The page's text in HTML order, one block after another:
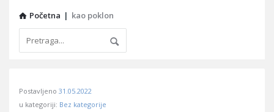
Početna | kao poklon
Učene
Postavljeno 31.05.2022
u kategoriji: Bez kategorije